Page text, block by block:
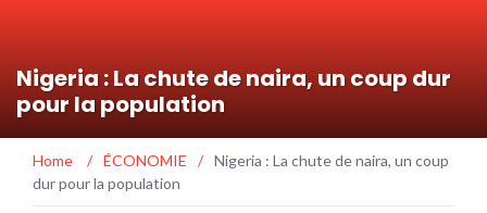
Nigeria : La chute de naira, un coup dur
pour la population
Home / ÉCONOMIE / Nigeria : La chute de naira, un coup
dur pour la population